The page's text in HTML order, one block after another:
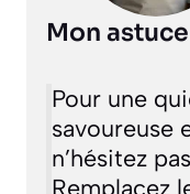
Mon
Pour une
savoureuse
n’hésitez
Remplacez